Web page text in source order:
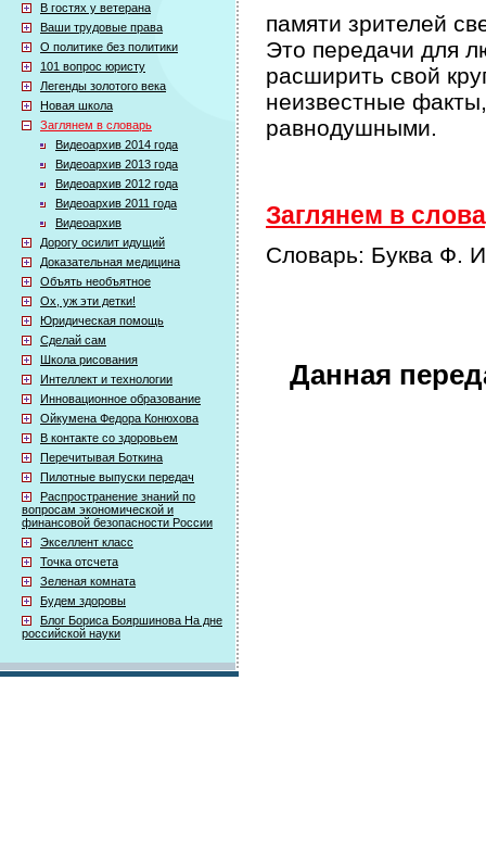
В гостях у ветерана
Ваши трудовые права
О политике без политики
101 вопрос юристу
Легенды золотого века
Новая школа
Заглянем в словарь
Видеоархив 2014 года
Видеоархив 2013 года
Видеоархив 2012 года
Видеоархив 2011 года
Видеоархив
Дорогу осилит идущий
Доказательная медицина
Объять необъятное
Ох, уж эти детки!
Юридическая помощь
Сделай сам
Школа рисования
Интеллект и технологии
Инновационное образование
Ойкумена Федора Конюхова
В контакте со здоровьем
Перечитывая Боткина
Пилотные выпуски передач
Распространение знаний по
вопросам экономической и
финансовой безопасности России
Экселлент класс
Точка отсчета
Зеленая комната
Будем здоровы
Блог Бориса Бояршинова На дне
российской науки
памяти зрителей
Это передачи для
расширить свой
неизвестные
равнодушными.
Заглянем в
Словарь: Буква Ф.
Данная